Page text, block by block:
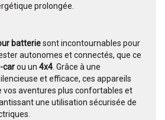
prolongée.
batteriesont incontournables pour
autonomes et connectés, que ce
carou un 4x4 . Grâce à une
et efficace, ces appareils
aventures plus confortables et
une utilisation sécurisée de